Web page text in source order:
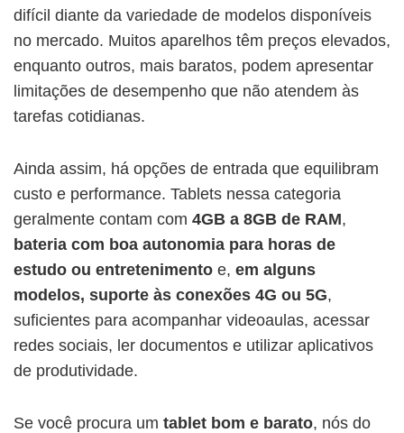
difícil diante da variedade de modelos disponíveis
no mercado. Muitos aparelhos têm preços elevados,
enquanto outros, mais baratos, podem apresentar
limitações de desempenho que não atendem às
tarefas cotidianas.
Ainda assim, há opções de entrada que equilibram
custo e performance. Tablets nessa categoria
geralmente contam com 4GB a 8GB de RAM,
bateria com boa autonomia para horas de
estudo ou entretenimento e, em alguns
modelos, suporte às conexões 4G ou 5G,
suficientes para acompanhar videoaulas, acessar
redes sociais, ler documentos e utilizar aplicativos
de produtividade.
Se você procura um tablet bom e barato, nós do